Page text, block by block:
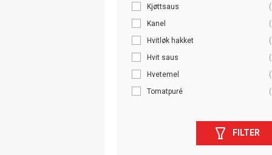
Kjøttsaus
Kanel
Hvitløk hakket
Hvit saus
Hvetemel
Tomatpuré
FILTER